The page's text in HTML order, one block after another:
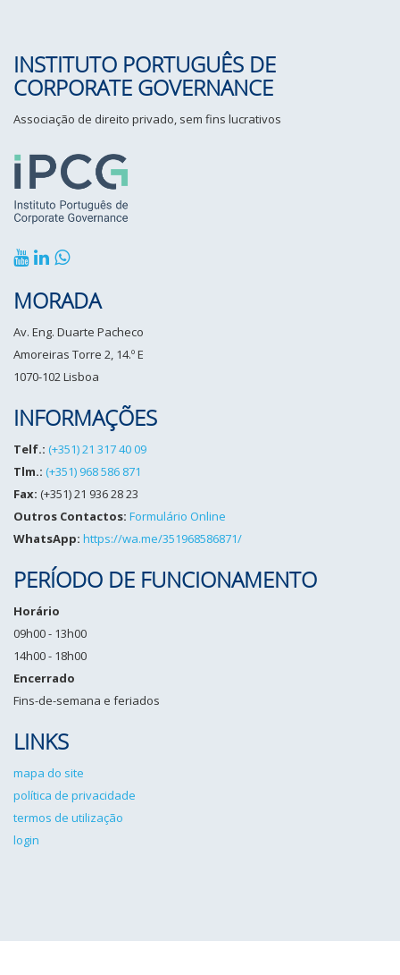
INSTITUTO PORTUGUÊS DE
CORPORATE GOVERNANCE
Associação de direito privado, sem fins lucrativos
MORADA
Av. Eng. Duarte Pacheco
Amoreiras Torre 2, 14.º E
1070-102 Lisboa
INFORMAÇÕES
Telf.: (+351) 21 317 40 09
Tlm.: (+351) 968 586 871
Fax: (+351) 21 936 28 23
Outros Contactos: Formulário Online
WhatsApp: https://wa.me/351968586871/
PERÍODO DE FUNCIONAMENTO
Horário
09h00 - 13h00
14h00 - 18h00
Encerrado
Fins-de-semana e feriados
LINKS
mapa do site
política de privacidade
termos de utilização
login